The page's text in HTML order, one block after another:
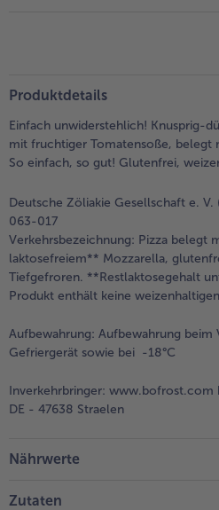
- 5 € beim Kauf
Produktdetails
Einfach unwiderstehlich! Knusprig-
mit fruchtiger Tomatensoße, belegt
So einfach, so gut! Glutenfrei,
Deutsche Zöliakie Gesellschaft e.
063-017
Verkehrsbezeichnung: Pizza belegt
laktosefreiem** Mozzarella,
Tiefgefroren. **Restlaktosegehalt
Produkt enthält keine
Aufbewahrung: Aufbewahrung
Gefriergerät sowie bei -18°C
Inverkehrbringer: www.bofrost.com
DE - 47638 Straelen
Nährwerte
Zutaten